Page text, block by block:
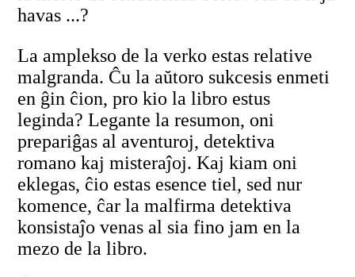
havas ...?
La amplekso de la verko estas relative
malgranda. Ĉu la aŭtoro sukcesis enmeti
en ĝin ĉion, pro kio la libro estus
leginda? Legante la resumon, oni
prepariĝas al aventuroj, detektiva
romano kaj misteraĵoj. Kaj kiam oni
eklegas, ĉio estas esence tiel, sed nur
komence, ĉar la malfirma detektiva
konsistaĵo venas al sia fino jam en la
mezo de la libro.